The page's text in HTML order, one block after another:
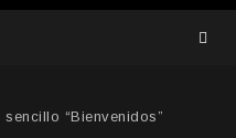
“Bienvenidos”